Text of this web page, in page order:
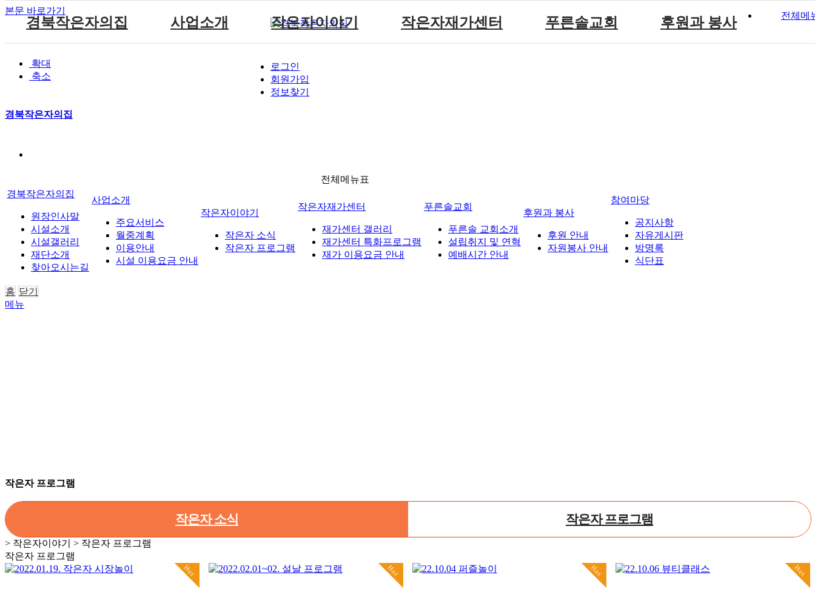
본문 바로가기
확대
축소
로그인
회원가입
정보찾기
경북작은자의집
경북작은자의집
시설소개
재단소개
사업소개 작은자이야기
작은자 프로그램
작은자재가센터 푸른솔교회 후원과 봉사
참여마당
자유게시판
식단표
전체메
전체메뉴표
경북작은자의집
원장인사말
시설소개
시설갤러리
재단소개
찾아오시는길
사업소개
주요서비스
월중계획
이용안내
시설 이용요금 안내
작은자이야기
작은자 소식
작은자 프로그램
작은자재가센터
재가센터 갤러리
재가센터 특화프로그램
재가 이용요금 안내
푸른솔교회
푸른솔 교회소개
설립취지 및 연혁
예배시간 안내
후원과 봉사
후원 안내
자원봉사 안내
참여마당
공지사항
자유게시판
방명록
식단표
홈 닫기
메뉴
작은자 프로그램
작은자 소식 작은자 프로그램
> 작은자이야기 > 작은자 프로그램
작은자 프로그램
Hot Hot Hot Hot